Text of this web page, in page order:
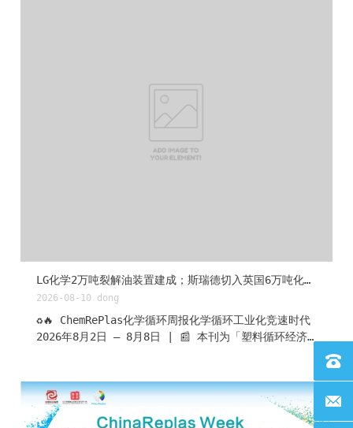
在循环赛道从"表态"进入"交卷"阶段。国际端，欧盟
PPWR第2版FAQ发布，再生含量2030路径清晰、PFAS即刻
限制；BioBTX全球首座万吨级循环芳烃工厂落地荷兰；
IDTechEx预测2037年先进回收产能超2300万吨——全球合
规窗口收窄与产能扩张同步加速。🔥 本周头条1. 金发科
LG化学2万吨裂解油装置建成；斯瑞德切入英国6万吨化学回收工厂，中国装备出海……丨ChemRePlas化学循环周报
2026-08-10 dong
♻️🔥 ChemRePlas化学循环周报化学循环工业化竞速时代
2026年8月2日 – 8月8日 | 📰 本刊为「塑料循环经济
律：本周化学回收学术产出堪称「顶刊盛宴」——
Nature、Adv. Mater.、Nat. Commun.三本顶刊聚焦
塑料升级回收。产业端，LG化学披露韩国唐津2万吨废塑
联系
联系